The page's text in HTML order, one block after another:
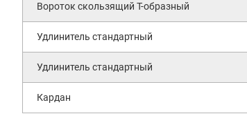
Вороток скользящий Т-образный
Удлинитель стандартный
Удлинитель стандартный
Кардан